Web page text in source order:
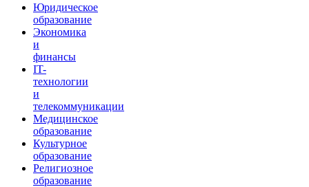
Юридическое
образование
Экономика
и
финансы
IT-
технологии
и
телекоммуникации
Медицинское
образование
Культурное
образование
Религиозное
образование